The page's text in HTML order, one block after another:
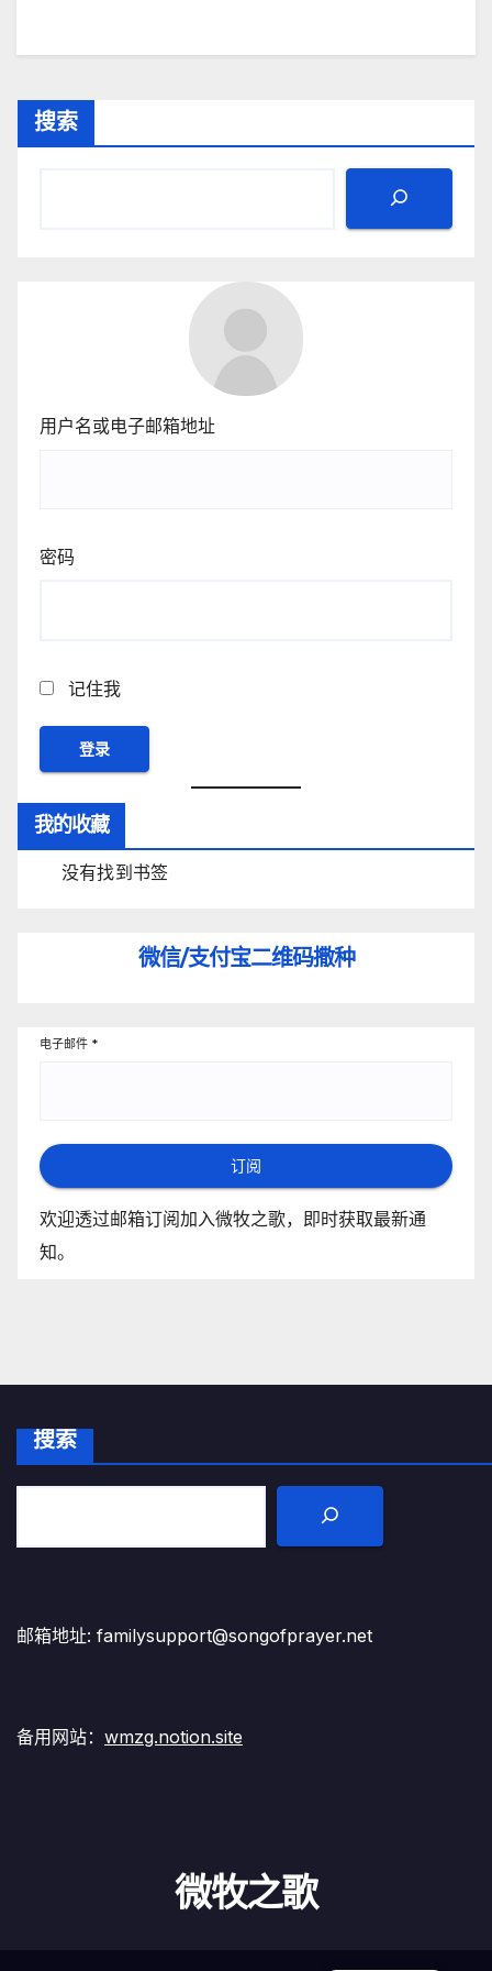
搜索
用户名或电子邮箱地址
密码
记住我
我的收藏
没有找到书签
微信/支付宝二维码撒种
电子邮件 *
订阅
欢迎透过邮箱订阅加入微牧之歌，即时获取最新通
知。
搜索
邮箱地址: familysupport@songofprayer.net
备用网站： wmzg.notion.site
微牧之歌